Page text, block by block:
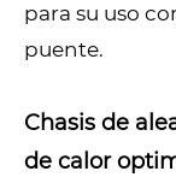
para su uso
puente.
Chasis de
de calor